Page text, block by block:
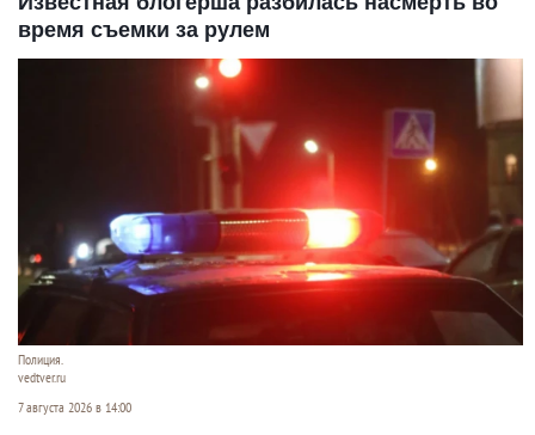
время съемки за рулем
Полиция.
vedtver.ru
7 августа 2026 в 14:00